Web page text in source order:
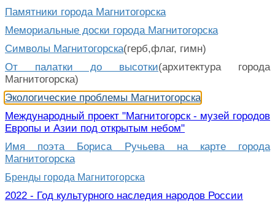
Памятники города Магнитогорска
Мемориальные доски города Магнитогорска
Символы Магнитогорска(герб,флаг, гимн)
От палатки до высотки(архитектура города
Магнитогорска)
Экологические проблемы Магнитогорска
Международный проект "Магнитогорск - музей городов
Европы и Азии под открытым небом"
Имя поэта Бориса Ручьева на карте города
Магнитогорска
Бренды города Магнитогорска
2022 - Год культурного наследия народов России